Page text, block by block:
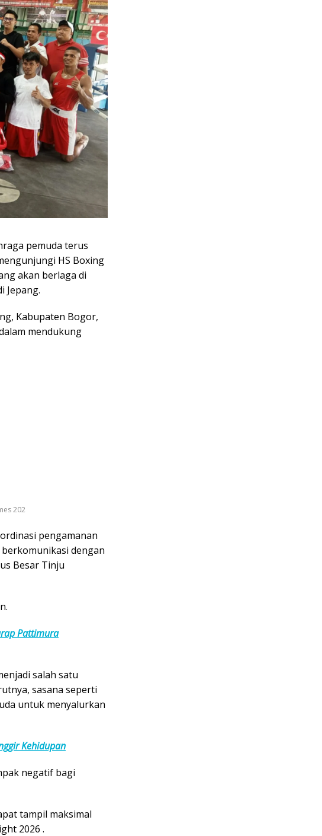
pemuda terus
HS Boxing
akan berlaga di
Jepang.
Kabupaten Bogor,
mendukung
202
pengamanan
dengan
Besar Tinju
Pattimura
salah satu
sasana seperti
untuk menyalurkan
Kehidupan
negatif bagi
tampil maksimal
2026 .